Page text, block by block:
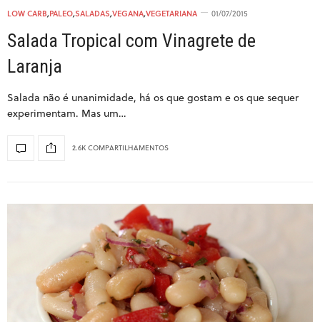
LOW CARB,PALEO,SALADAS,VEGANA,VEGETARIANA 01/07/2015
Salada Tropical com Vinagrete de
Laranja
Salada não é unanimidade, há os que gostam e os que sequer
experimentam. Mas um…
2.6K COMPARTILHAMENTOS